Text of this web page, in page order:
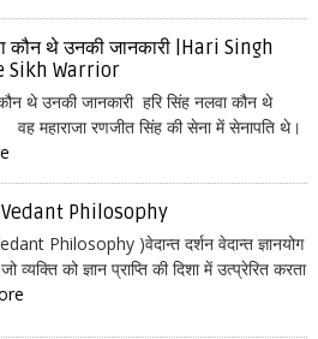
कौन थे उनकी जानकारी |Hari Singh
Sikh Warrior
थे उनकी जानकारी हरि सिंह नलवा कौन थे
वह महाराजा रणजीत सिंह की सेना में सेनापति थे।
| Vedant Philosophy
Philosophy )वेदान्त दर्शन वेदान्त ज्ञानयोग
व्यक्ति को ज्ञान प्राप्ति की दिशा में उत्प्रेरित करता